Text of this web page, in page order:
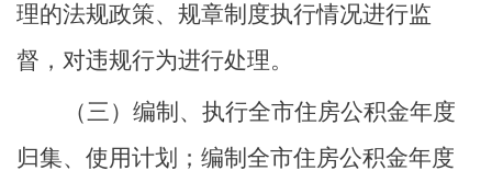
理的法规政策、规章制度执行情况进行监
督，对违规行为进行处理。
（三） 编制、执行全市住房公积金年度
归集、使用计划；编制全市住房公积金年度